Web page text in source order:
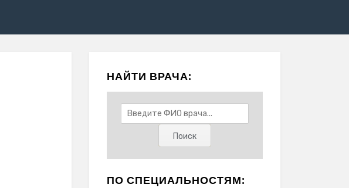
НАЙТИ ВРАЧА:
ПО СПЕЦИАЛЬНОСТЯМ: